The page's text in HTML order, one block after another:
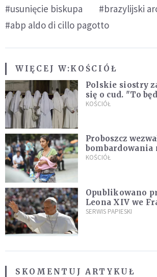
#usunięcie biskupa
#brazylijski
#abp aldo di cillo pagotto
WIĘCEJ W:KOŚCIÓŁ
Polskie siostry
się o cud. "To
Pana Boga dla
KOŚCIÓŁ
Proboszcz
"Masowy ogień
KOŚCIÓŁ
Opublikowano
Leona XIV we
SERWIS PAPIESKI
SKOMENTUJ ARTYKUŁ